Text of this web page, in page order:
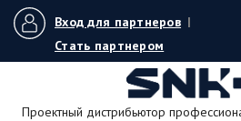
Вход для партнеров |
Стать партнером
Проектный дистрибьютор